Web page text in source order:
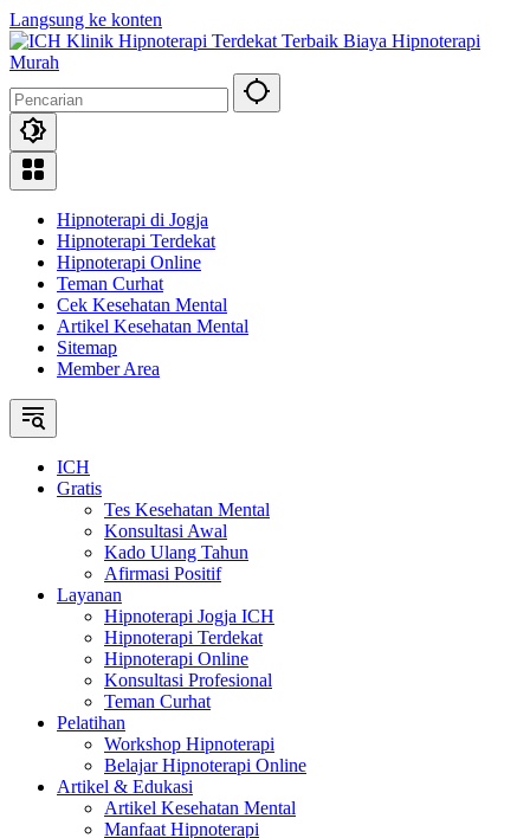
Langsung ke konten
Hipnoterapi di Jogja
Hipnoterapi Terdekat
Hipnoterapi Online
Teman Curhat
Cek Kesehatan Mental
Artikel Kesehatan Mental
Sitemap
Member Area
ICH
Gratis
Tes Kesehatan Mental
Konsultasi Awal
Kado Ulang Tahun
Afirmasi Positif
Layanan
Hipnoterapi Jogja ICH
Hipnoterapi Terdekat
Hipnoterapi Online
Konsultasi Profesional
Teman Curhat
Pelatihan
Workshop Hipnoterapi
Belajar Hipnoterapi Online
Artikel & Edukasi
Artikel Kesehatan Mental
Manfaat Hipnoterapi